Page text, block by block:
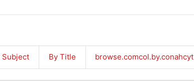
Subject By Title browse.comcol.by.conahcyt